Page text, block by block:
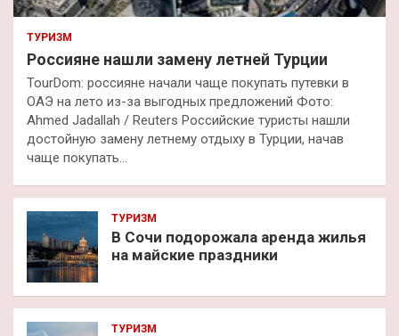
ТУРИЗМ
Россияне нашли замену летней Турции
TourDom: россияне начали чаще покупать путевки в
ОАЭ на лето из-за выгодных предложений Фото:
Ahmed Jadallah / Reuters Российские туристы нашли
достойную замену летнему отдыху в Турции, начав
чаще покупать…
ТУРИЗМ
В Сочи подорожала аренда жилья
на майские праздники
ТУРИЗМ